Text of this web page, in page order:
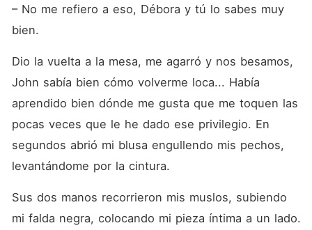
– No me refiero a eso, Débora y tú lo sabes muy
bien.
Dio la vuelta a la mesa, me agarró y nos besamos,
John sabía bien cómo volverme loca... Había
aprendido bien dónde me gusta que me toquen las
pocas veces que le he dado ese privilegio. En
segundos abrió mi blusa engullendo mis pechos,
levantándome por la cintura.
Sus dos manos recorrieron mis muslos, subiendo
mi falda negra, colocando mi pieza íntima a un lado.